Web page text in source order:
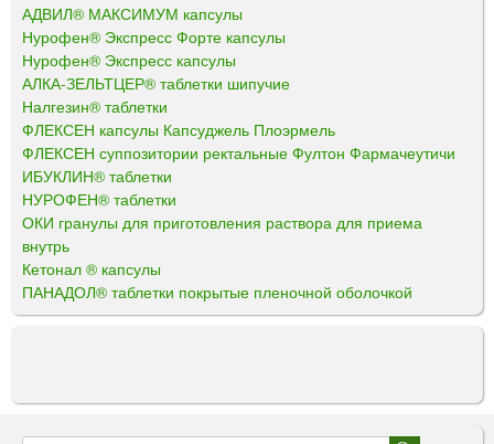
АДВИЛ® МАКСИМУМ капсулы
Нурофен® Экспресс Форте капсулы
Нурофен® Экспресс капсулы
АЛКА-ЗЕЛЬТЦЕР® таблетки шипучие
Налгезин® таблетки
ФЛЕКСЕН капсулы Капсуджель Плоэрмель
ФЛЕКСЕН суппозитории ректальные Фултон Фармачеутичи
ИБУКЛИН® таблетки
НУРОФЕН® таблетки
ОКИ гранулы для приготовления раствора для приема
внутрь
Кетонал ® капсулы
ПАНАДОЛ® таблетки покрытые пленочной оболочкой